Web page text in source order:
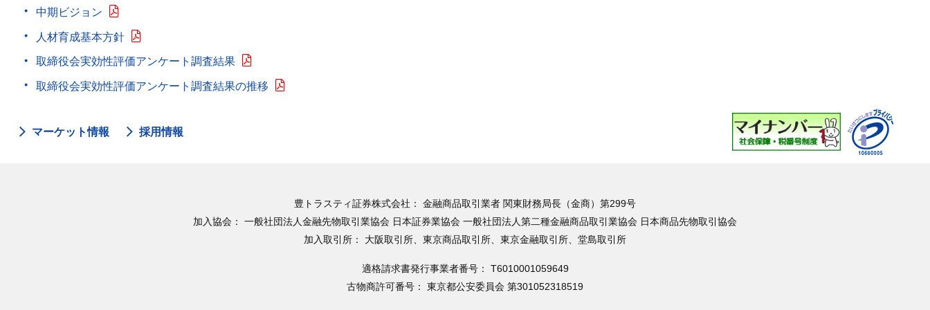
中期ビジョン
人材育成基本方針
取締役会実効性評価アンケート調査結果
取締役会実効性評価アンケート調査結果の推移
マーケット情報 採用情報
豊トラスティ証券株式会社：
金融商品取引業者 関東財務局長（金商）第299号
加入協会：
一般社団法人金融先物取引業協会 日本証券業協会 一般社団法人第二種金融商品取引業協会 日本商品先物取引協会
加入取引所：
大阪取引所、東京商品取引所、東京金融取引所、堂島取引所
適格請求書発行事業者番号：
T6010001059649
古物商許可番号：
東京都公安委員会 第301052318519